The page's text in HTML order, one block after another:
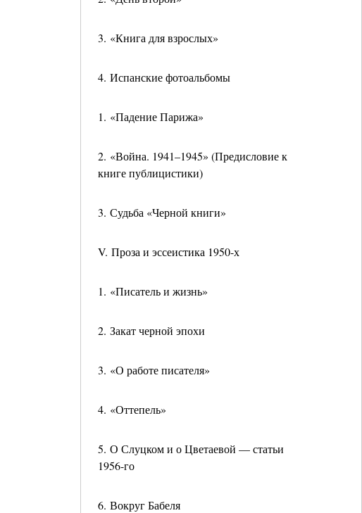
3. «Книга для взрослых»
4. Испанские фотоальбомы
1. «Падение Парижа»
2. «Война. 1941–1945» (Предисловие к
книге публицистики)
3. Судьба «Черной книги»
V. Проза и эссеистика 1950-х
1. «Писатель и жизнь»
2. Закат черной эпохи
3. «О работе писателя»
4. «Оттепель»
5. О Слуцком и о Цветаевой — статьи
1956-го
6. Вокруг Бабеля